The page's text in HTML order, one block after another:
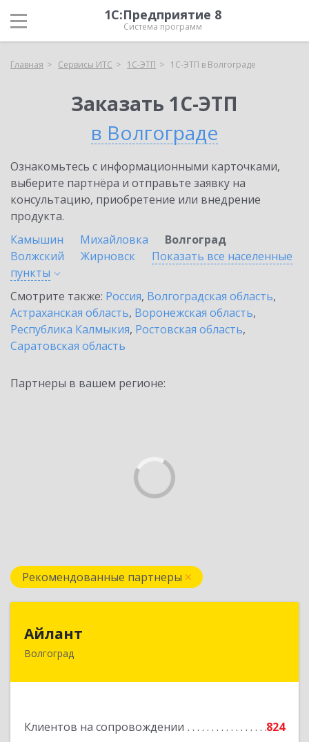
1С:Предприятие 8
Система программ
Главная Сервисы ИТС 1С-ЭТП 1С-ЭТП в Волгограде
Заказать 1С-ЭТП
в Волгограде
Ознакомьтесь с информационными карточками,
выберите партнёра и отправьте заявку на
консультацию, приобретение или внедрение
продукта.
Камышин
Михайловка
Волгоград
Волжский
Жирновск
Показать все населенные
пункты
Смотрите также: Россия, Волгоградская область,
Астраханская область, Воронежская область,
Республика Калмыкия, Ростовская область,
Саратовская область
Партнеры в вашем регионе:
Рекомендованные партнеры
Айлант
Волгоград
Клиентов на сопровождении
824
400001, Волгоградская обл, Волгоград г, им